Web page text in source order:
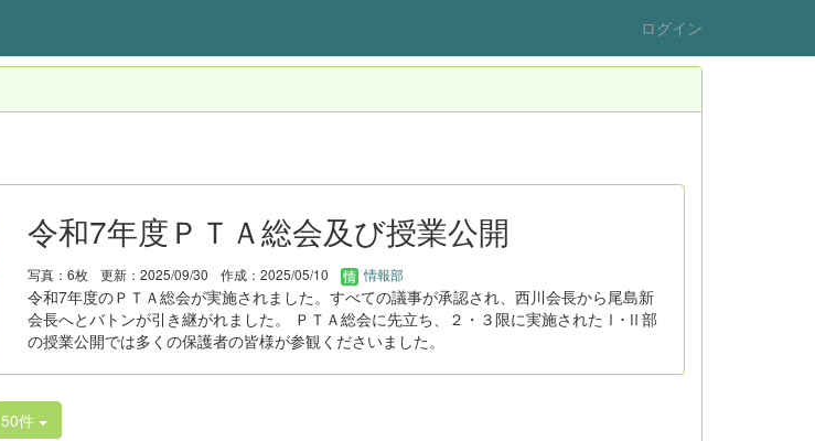
ログイン
令和7年度ＰＴＡ総会及び授業公開
写真：6枚 更新：2025/09/30 作成：2025/05/10 情報部
令和7年度のＰＴＡ総会が実施されました。すべての議事が承認され、西川会長から尾島新
会長へとバトンが引き継がれました。 ＰＴＡ総会に先立ち、２・３限に実施されたⅠ･Ⅱ部
の授業公開では多くの保護者の皆様が参観くださいました。
50件